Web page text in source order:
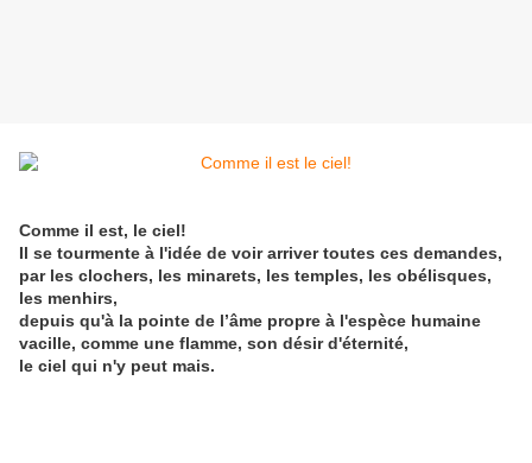
Comme il est, le ciel!
Il se tourmente à l'idée de voir arriver toutes ces demandes,
par les clochers, les minarets, les temples, les obélisques,
les menhirs,
depuis qu'à la pointe de l’âme propre à l'espèce humaine
vacille, comme une flamme, son désir d'éternité,
le ciel qui n'y peut mais.